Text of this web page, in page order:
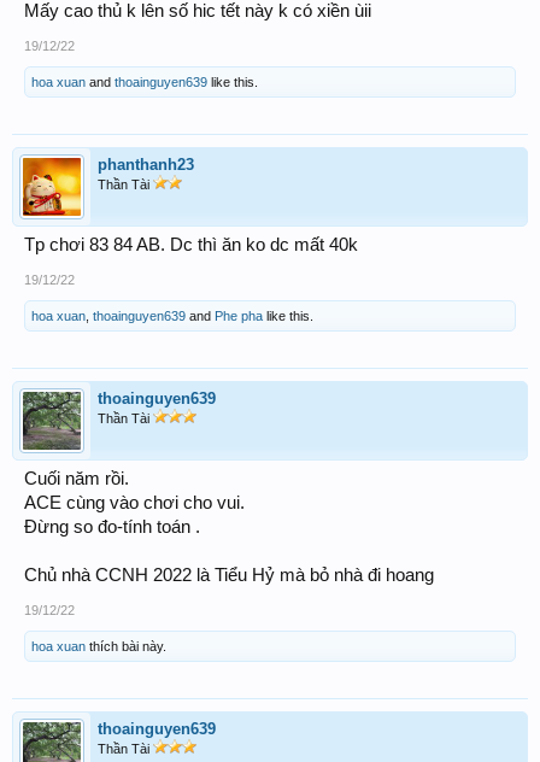
Mấy cao thủ k lên số hic tết này k có xiền ùii
19/12/22
hoa xuan and thoainguyen639 like this.
phanthanh23
Thần Tài
Tp chơi 83 84 AB. Dc thì ăn ko dc mất 40k
19/12/22
hoa xuan thoainguyen639 and Phe pha like this.
thoainguyen639
Thần Tài
Cuối năm rồi.
ACE cùng vào chơi cho vui.
Đừng so đo-tính toán .
Chủ nhà CCNH 2022 là Tiểu Hỷ mà bỏ nhà đi hoang
19/12/22
hoa xuan thích bài này.
thoainguyen639
Thần Tài